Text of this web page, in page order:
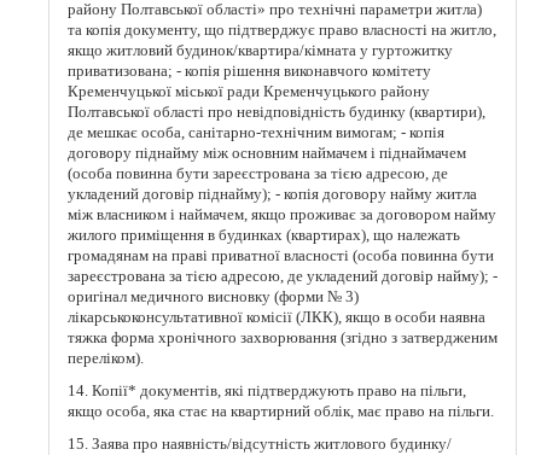
району Полтавської області» про технічні параметри житла)
та копія документу, що підтверджує право власності на житло,
якщо житловий будинок/квартира/кімната у гуртожитку
приватизована; - копія рішення виконавчого комітету
Кременчуцької міської ради Кременчуцького району
Полтавської області про невідповідність будинку (квартири),
де мешкає особа, санітарно-технічним вимогам; - копія
договору піднайму між основним наймачем і піднаймачем
(особа повинна бути зареєстрована за тією адресою, де
укладений договір піднайму); - копія договору найму житла
між власником і наймачем, якщо проживає за договором найму
жилого приміщення в будинках (квартирах), що належать
громадянам на праві приватної власності (особа повинна бути
зареєстрована за тією адресою, де укладений договір найму); -
оригінал медичного висновку (форми № 3)
лікарськоконсультативної комісії (ЛКК), якщо в особи наявна
тяжка форма хронічного захворювання (згідно з затвердженим
переліком).
14. Копії* документів, які підтверджують право на пільги,
якщо особа, яка стає на квартирний облік, має право на пільги.
15. Заява про наявність/відсутність житлового будинку/